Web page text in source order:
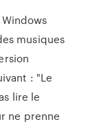
musiques
: "Le
lire le
ne prenne